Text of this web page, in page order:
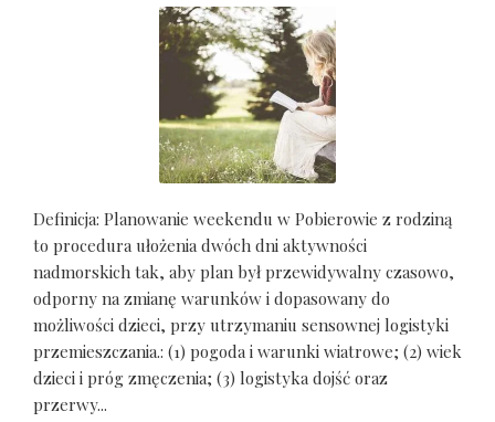
Definicja: Planowanie weekendu w Pobierowie z rodziną
to procedura ułożenia dwóch dni aktywności
nadmorskich tak, aby plan był przewidywalny czasowo,
odporny na zmianę warunków i dopasowany do
możliwości dzieci, przy utrzymaniu sensownej logistyki
przemieszczania.: (1) pogoda i warunki wiatrowe; (2) wiek
dzieci i próg zmęczenia; (3) logistyka dojść oraz
przerwy...